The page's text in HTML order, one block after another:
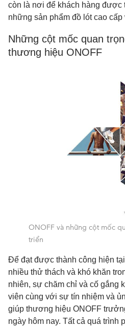
còn là nơi để khách hàng được
những sản phẩm đồ lót cao
Những cột mốc quan
thương hiệu ONOFF
ONOFF và những cột mốc
triển
Để đạt được thành công hiện
nhiều thử thách và khó khăn
nhiên, sự chăm chỉ và cố gắng
viên cùng với sự tín nhiệm và
giúp thương hiệu ONOFF
ngày hôm nay. Tất cả quá trình